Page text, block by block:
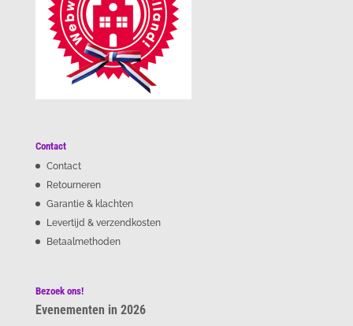
Contact
Contact
Retourneren
Garantie & klachten
Levertijd & verzendkosten
Betaalmethoden
Bezoek ons!
Evenementen in 2026